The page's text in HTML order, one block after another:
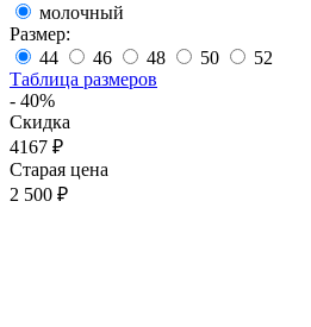
молочный
Размер:
44
46 48 50
52
Таблица размеров
- 40%
Скидка
4167 ₽
Старая цена
2 500 ₽